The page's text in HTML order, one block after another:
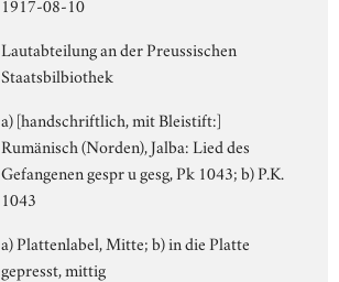
Lautabteilung an der Preussischen
Staatsbilbiothek
a) [handschriftlich, mit Bleistift:]
Rumänisch (Norden), Jalba: Lied des
Gefangenen gespr u gesg, Pk 1043; b) P.K.
1043
a) Plattenlabel, Mitte; b) in die Platte
gepresst, mittig